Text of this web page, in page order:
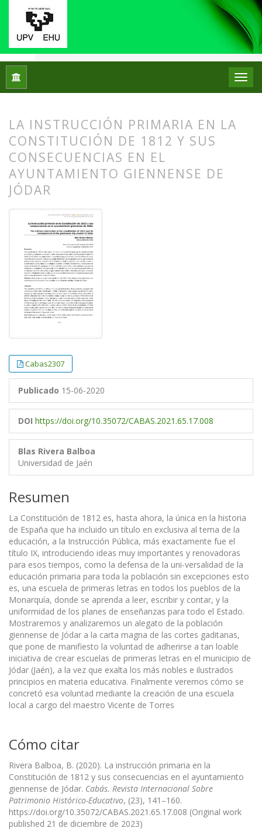
Inicio
LA INSTRUCCIÓN PRIMARIA EN LA
CONSTITUCIÓN DE 1812 Y SUS
CONSECUENCIAS EN EL
AYUNTAMIENTO GIENNENSE DE
JÓDAR
Cabas2307
Publicado 15-06-2020
DOI https://doi.org/10.35072/CABAS.2021.65.17.008
Blas Rivera Balboa
Universidad de Jaén
Resumen
La Constitución de 1812 es, hasta ahora, la única en la historia
de España que ha incluido un título en exclusiva al tema de la
educación, a la Instrucción Pública, más exactamente fue el
título IX, introduciendo ideas muy importantes y renovadoras
para esos tiempos, como la defensa de la uni-versalidad de la
educación primaria para toda la población sin excepciones esto
es, una escuela de primeras letras en todos los pueblos de la
Monarquía, donde se aprenda a leer, escribir y contar, y la
uniformidad de los planes de enseñanzas para todo el Estado.
Mostraremos y analizaremos un alegato de la población
giennense de Jódar a la carta magna de las cortes gaditanas,
que pone de manifiesto la voluntad de adherirse a tan loable
iniciativa de crear escuelas de primeras letras en el municipio de
Jódar (Jaén), a la vez que exalta los más nobles e ilustrados
principios en materia educativa. Finalmente veremos cómo se
concretó esa voluntad mediante la creación de una escuela
local a cargo del maestro Vicente de Torres
Cómo citar
Rivera Balboa, B. (2020). La instrucción primaria en la
Constitución de 1812 y sus consecuencias en el ayuntamiento
giennense de Jódar. Cabás. Revista Internacional Sobre
Patrimonio Histórico-Educativo, (23), 141–160.
https://doi.org/10.35072/CABAS.2021.65.17.008 (Original work
published 21 de diciembre de 2023)